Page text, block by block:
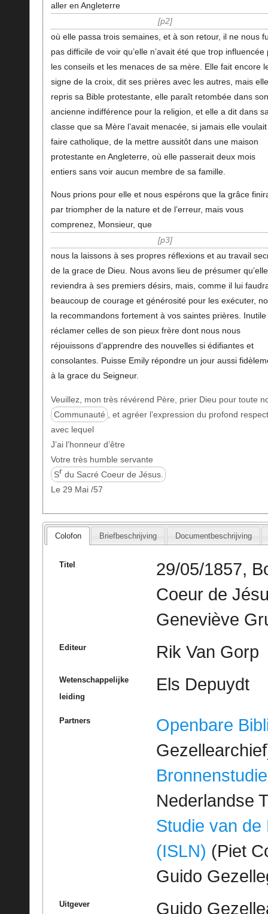
aller en Angleterre
p2
où elle passa trois semaines, et à son retour, il ne nous
pas difficile de voir qu’elle n’avait été que trop influencée
les conseils et les menaces de sa mère. Elle fait encore
signe de la croix, dit ses prières avec les autres, mais
repris sa Bible protestante, elle paraît retombée dans son
ancienne indifférence pour la religion, et elle a dit dans
classe que sa Mère l’avait menacée, si jamais elle
faire catholique, de la mettre aussitôt dans une maison
protestante en Angleterre, où elle passerait deux mois
entiers sans voir aucun membre de sa famille.
Nous prions pour elle et nous espérons que la grâce
par triompher de la nature et de l’erreur, mais vous
comprenez, Monsieur, que
p3
nous la laissons à ses propres réflexions et au travail
de la grace de Dieu. Nous avons lieu de présumer qu’elle
reviendra à ses premiers désirs, mais, comme il lui
beaucoup de courage et générosité pour les exécuter,
la recommandons fortement à vos saintes prières. Inutile
réclamer celles de son pieux frère dont nous nous
réjouissons d’apprendre des nouvelles si édifiantes et
consolantes. Puisse Emily répondre un jour aussi
à la grace du Seigneur.
Veuillez, mon très révérend Père, prier Dieu pour toute
Communauté
, et agréer l’expression du profond
avec lequel
J’ai l’honneur d’être
Votre très humble servante
Sr du Sacré Coeur de Jésus.
Le 29 Mai /57
Colofon Briefbeschrijving Documentbeschrijving
Titel
29/05/1857,
Coeur de
Geneviève
Editeur Rik Van Gorp
Wetenschappelijke
leiding
Els Depuydt
Partners
Openbare
Bronnenstudie
Nederlandse
Studie van de
(ISLN) (Piet
Guido
Uitgever Guido